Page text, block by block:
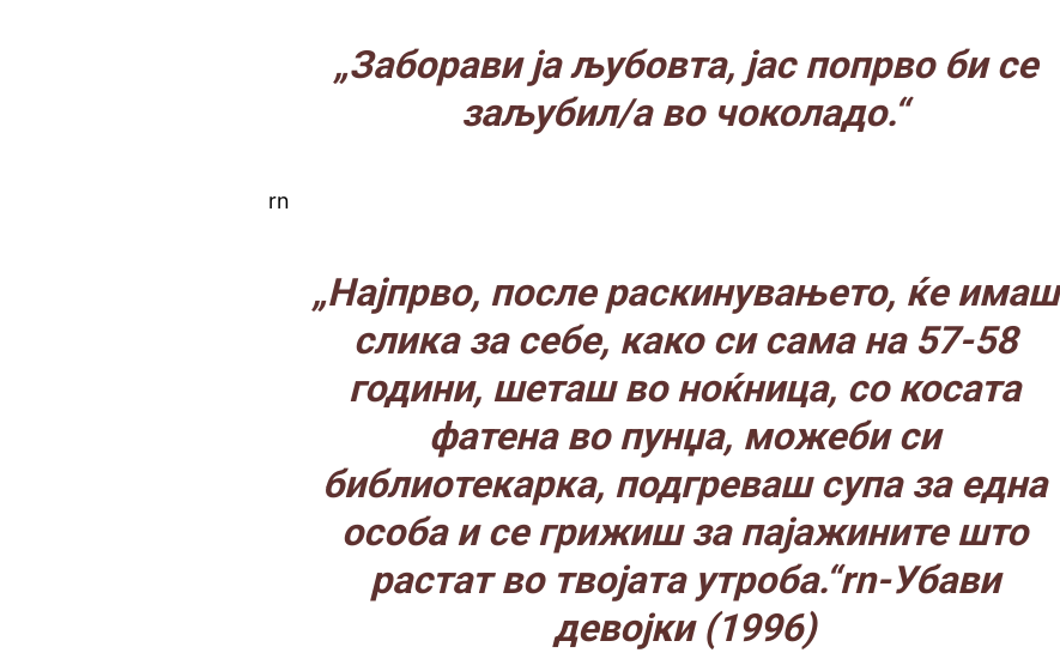
„Заборави ја љубовта, јас попрво би се
заљубил/а во чоколадо.“
rn
„Најпрво, после раскинувањето, ќе имаш
слика за себе, како си сама на 57-58
години, шеташ во ноќница, со косата
фатена во пунџа, можеби си
библиотекарка, подгреваш супа за една
особа и се грижиш за пајажините што
растат во твојата утроба.“rn-Убави
девојки (1996)